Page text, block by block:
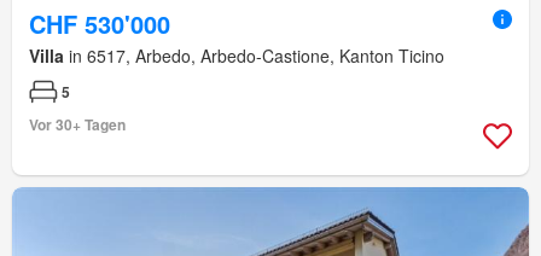
CHF 530'000
Villa in 6517, Arbedo, Arbedo-Castione, Kanton Ticino
5
Vor 30+ Tagen